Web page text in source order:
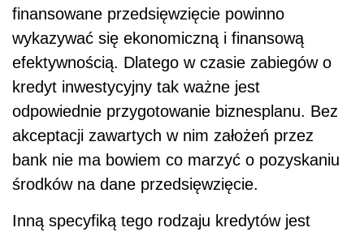
finansowane przedsięwzięcie powinno
wykazywać się ekonomiczną i finansową
efektywnością. Dlatego w czasie zabiegów o
kredyt inwestycyjny tak ważne jest
odpowiednie przygotowanie biznesplanu. Bez
akceptacji zawartych w nim założeń przez
bank nie ma bowiem co marzyć o pozyskaniu
środków na dane przedsięwzięcie.
Inną specyfiką tego rodzaju kredytów jest